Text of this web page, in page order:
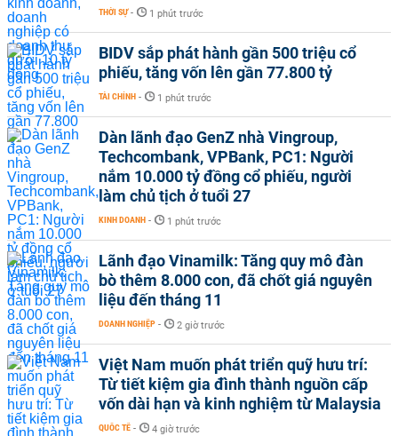
THỜI SỰ - 1 phút trước
BIDV sắp phát hành gần 500 triệu cổ
phiếu, tăng vốn lên gần 77.800 tỷ
TÀI CHÍNH - 1 phút trước
Dàn lãnh đạo GenZ nhà Vingroup,
Techcombank, VPBank, PC1: Người
nắm 10.000 tỷ đồng cổ phiếu, người
làm chủ tịch ở tuổi 27
KINH DOANH - 1 phút trước
Lãnh đạo Vinamilk: Tăng quy mô đàn
bò thêm 8.000 con, đã chốt giá nguyên
liệu đến tháng 11
DOANH NGHIỆP - 2 giờ trước
Việt Nam muốn phát triển quỹ hưu trí:
Từ tiết kiệm gia đình thành nguồn cấp
vốn dài hạn và kinh nghiệm từ Malaysia
QUỐC TẾ - 4 giờ trước